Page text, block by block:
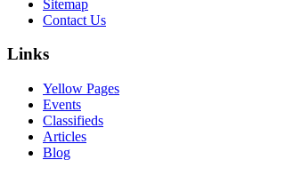
Sitemap
Contact Us
Links
Yellow Pages
Events
Classifieds
Articles
Blog